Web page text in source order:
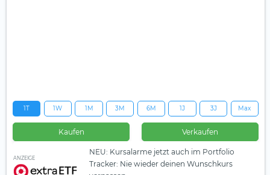
1T 1W 1M 3M 6M 1J 3J Max
Kaufen Verkaufen
ANZEIGE
NEU: Kursalarme jetzt auch im Portfolio
Tracker: Nie wieder deinen Wunschkurs